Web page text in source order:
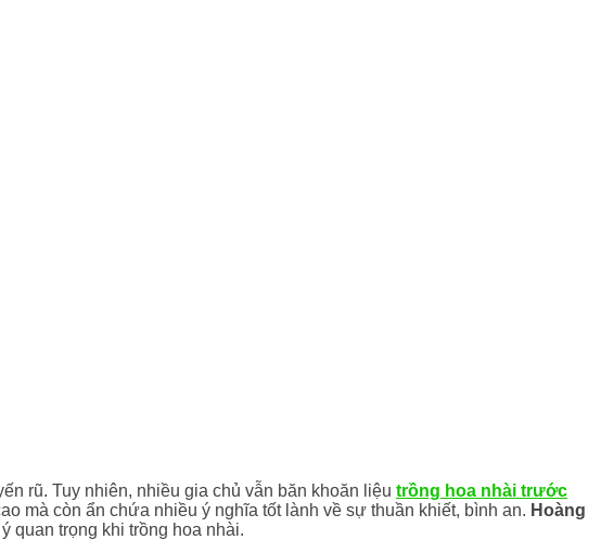
rũ. Tuy nhiên, nhiều gia chủ vẫn băn khoăn liệu trồng hoa nhài trước
mà còn ẩn chứa nhiều ý nghĩa tốt lành về sự thuần khiết, bình an. Hoàng
quan trọng khi trồng hoa nhài.